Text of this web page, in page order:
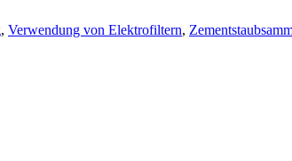
, Verwendung von Elektrofiltern,